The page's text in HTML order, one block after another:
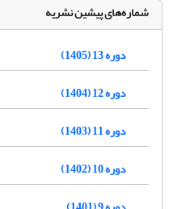
شماره‌های پیشین نشریه
دوره 13 (1405)
دوره 12 (1404)
دوره 11 (1403)
دوره 10 (1402)